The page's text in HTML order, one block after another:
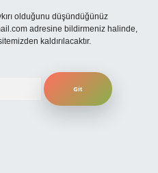
olduğunu düşündüğünüz
adresine bildirmeniz halinde,
kaldırılacaktır.